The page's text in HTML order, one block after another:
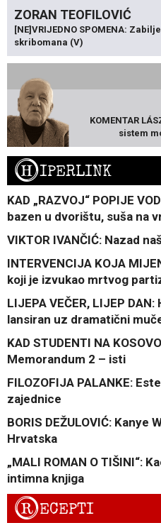
ZORAN TEOFILOVIĆ
[NE]VRIJEDNO SPOMENA:
skribomana (V)
KOMENTAR
sistem
HIPERLINK
KAD „RAZVOJ“ POPIJE
bazen u dvorištu, suša na
VIKTOR IVANČIĆ: Nazad
INTERVENCIJA KOJA
koji je izvukao mrtvog
LIJEPA VEČER, LIJEP
lansiran uz dramatični
KAD STUDENTI NA
Memorandum 2 – isti
FILOZOFIJA PALANKE:
zajednice
BORIS DEŽULOVIĆ: Kanye
Hrvatska
„MALI ROMAN O TIŠINI“:
intimna knjiga
RECEPTI